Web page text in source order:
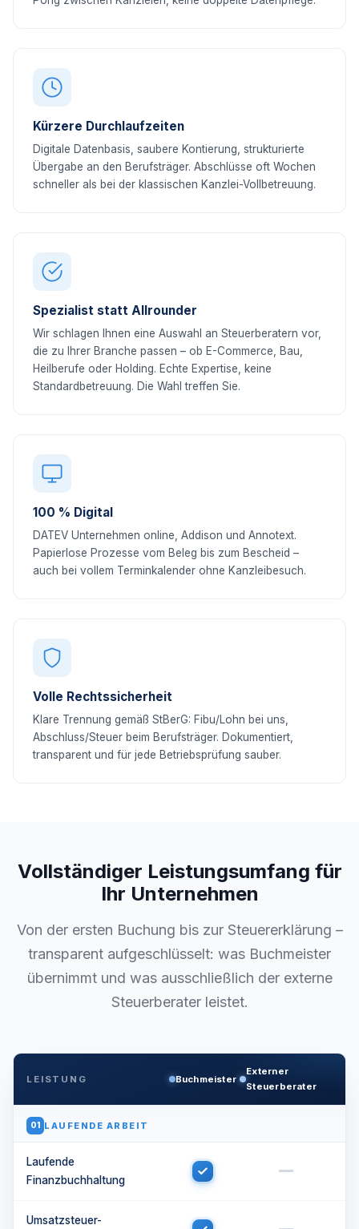
Kürzere Durchlaufzeiten
Digitale Datenbasis, saubere Kontierung, strukturierte
Übergabe an den Berufsträger. Abschlüsse oft Wochen
schneller als bei der klassischen Kanzlei-Vollbetreuung.
Spezialist statt Allrounder
Wir schlagen Ihnen eine Auswahl an Steuerberatern vor,
die zu Ihrer Branche passen – ob E-Commerce, Bau,
Heilberufe oder Holding. Echte Expertise, keine
Standardbetreuung. Die Wahl treffen Sie.
100 % Digital
DATEV Unternehmen online, Addison und Annotext.
Papierlose Prozesse vom Beleg bis zum Bescheid –
auch bei vollem Terminkalender ohne Kanzleibesuch.
Volle Rechtssicherheit
Klare Trennung gemäß StBerG: Fibu/Lohn bei uns,
Abschluss/Steuer beim Berufsträger. Dokumentiert,
transparent und für jede Betriebsprüfung sauber.
Vollständiger Leistungsumfang für
Ihr Unternehmen
Von der ersten Buchung bis zur Steuererklärung –
transparent aufgeschlüsselt: was Buchmeister
übernimmt und was ausschließlich der externe
Steuerberater leistet.
LEISTUNG Buchmeister
Externer
Steuerberater
01 LAUFENDE ARBEIT
Laufende
Finanzbuchhaltung
Umsatzsteuer-